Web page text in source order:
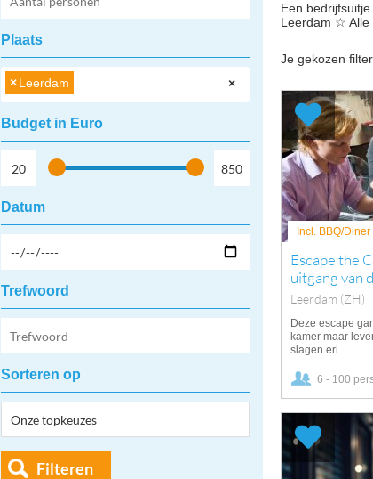
Plaats
×
×Leerdam
Budget in Euro
Datum
Trefwoord
Sorteren op
Filteren
Een
Leerdam ☆
Je gekozen
Incl. BBQ/Diner
Escape the
uitgang van
Leerdam (ZH)
Deze escape
kamer maar
slagen eri...
6 - 100